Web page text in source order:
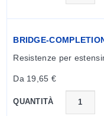
BRIDGE-
Resistenze per
Da 19,65 €
QUANTITÀ